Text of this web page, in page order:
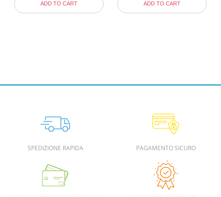
ADD TO CART ADD TO CART
SPEDIZIONE RAPIDA PAGAMENTO SICURO